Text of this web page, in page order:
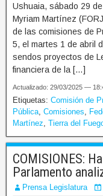
Ushuaia, sábado 29
Myriam Martínez
de las comisiones de
5, el martes 1 de abril
sendos proyectos de
financiera de la […]
Actualizado: 29/03/2025 —
Etiquetas: Comisión de
Pública Comisiones
Martínez Tierra del
COMISIONES:
Parlamento
Prensa Legislatura